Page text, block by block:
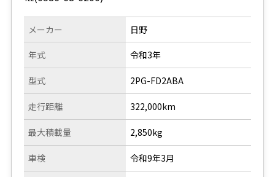
メーカー
年式
型式
走行距離
日野
令和3年
2PG-FD2ABA
322,000km
最大積載量
車検
2,850kg
令和9年3月